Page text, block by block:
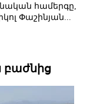
համերգը,
Փաշինյան...
բաժնից